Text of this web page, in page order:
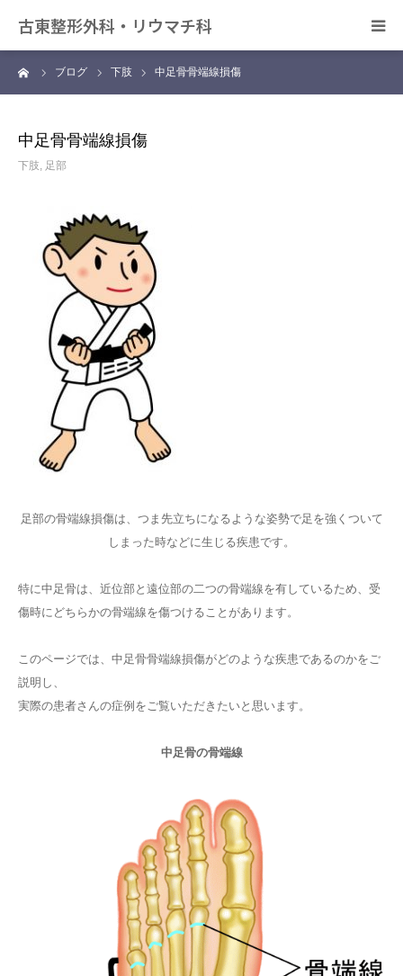
古東整形外科・リウマチ科
ブログ 下肢 中足骨骨端線損傷
中足骨骨端線損傷
下肢, 足部
足部の骨端線損傷は、つま先立ちになるような姿勢で足を強くついて
しまった時などに生じる疾患です。
特に中足骨は、近位部と遠位部の二つの骨端線を有しているため、受
傷時にどちらかの骨端線を傷つけることがあります。
このページでは、中足骨骨端線損傷がどのような疾患であるのかをご
説明し、
実際の患者さんの症例をご覧いただきたいと思います。
中足骨の骨端線
日帰り手術について
カンファレンス